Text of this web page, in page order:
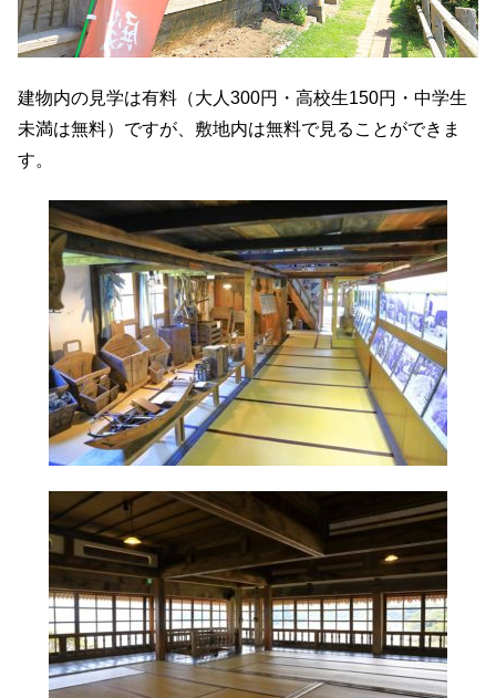
建物内の見学は有料（大人300円・高校生150円・中学生
未満は無料）ですが、敷地内は無料で見ることができま
す。